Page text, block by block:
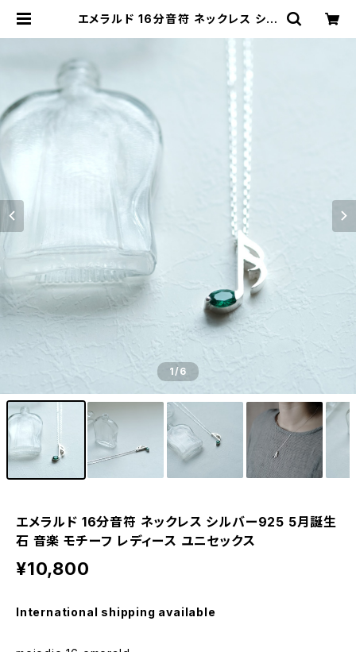
エメラルド 16分音符 ネックレス シル
レディース ユニセックス | クラウドジ
ュエリー(Cloud-jewelry) レディー
ス メンズ アクセサリー ネックレス ピ
1/6
エメラルド 16分音符 ネックレス シルバー925 5月誕生
石 音楽 モチーフ レディース ユニセックス
¥10,800
International shipping available